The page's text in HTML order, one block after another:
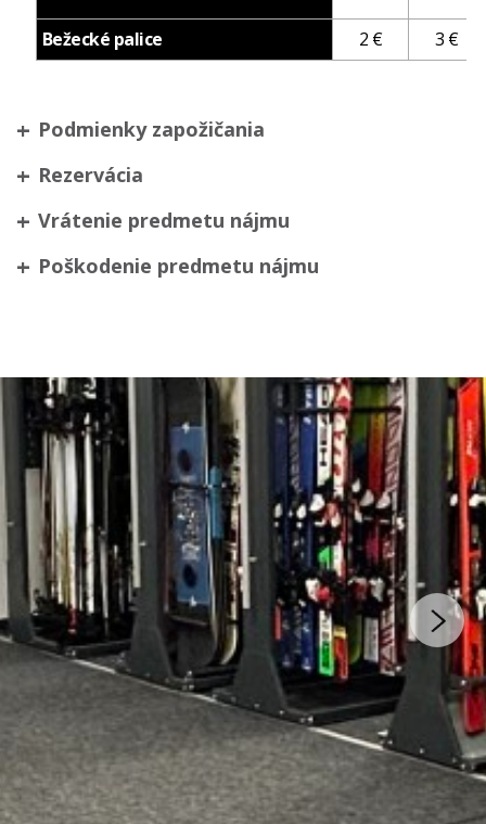
Bežecké palice 2 € 3 €
Podmienky zapožičania
Rezervácia
Vrátenie predmetu nájmu
Poškodenie predmetu nájmu